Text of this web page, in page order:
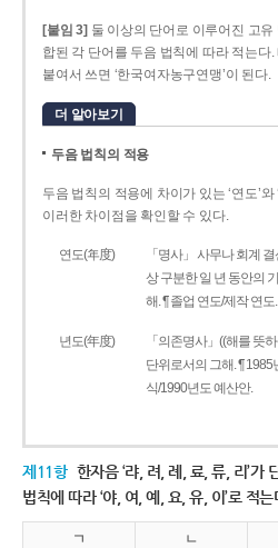
[붙임 3] 둘 이상의 단어로 이루어진 고
합된 각 단어를 두음 법칙에 따라 적는다.
붙여서 쓰면 ‘한국여자농구연맹’이 된다.
더 알아보기
두음 법칙의 적용
두음 법칙의 적용에 차이가 있는 ‘연도’와
이러한 차이점을 확인할 수 있다.
연도(年度)
「명사」 사무나 회계
상 구분한 일 년 동안의
해. ¶ 졸업 연도/제작 연도.
년도(年度)
「의존명사」((해를 뜻
단위로서의 그해. ¶
식/1990년도 예산안.
제11항 한자음 ‘랴, 려, 례, 료, 류, 리’가
법칙에 따라 ‘야, 여, 예, 요, 유, 이’로 적
ㄱ ㄴ